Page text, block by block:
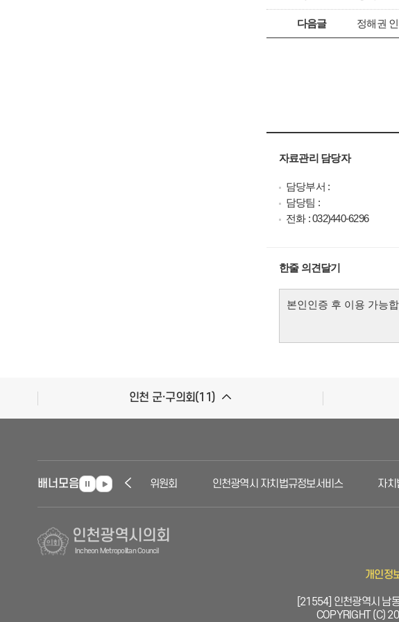
다음글 정해권
자료관리 담당자
담당부서 :
담당팀 :
전화 : 032)440-6296
한줄 의견달기
인천 군·구의회(11)
배너모음 인천자치경찰위원회 인천광역시 자치법규정보서비스 자치
인천광역시의회
Incheon Metropolitan Council
개인정
[21554] 인천광역시 남
COPYRIGHT (C)